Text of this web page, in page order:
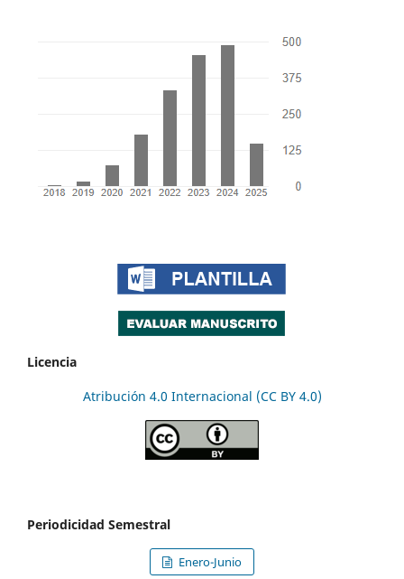
Licencia
Atribución 4.0 Internacional (CC BY 4.0)
Periodicidad Semestral
Enero-Junio